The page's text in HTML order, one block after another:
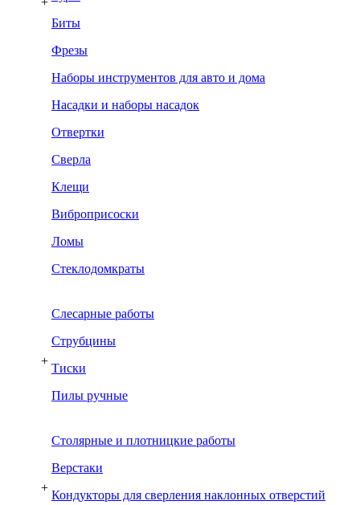
Биты
Фрезы
Наборы инструментов для авто и дома
Насадки и наборы насадок
Отвертки
Сверла
Клещи
Виброприсоски
Ломы
Стеклодомкраты
+
Слесарные работы
Струбцины
Тиски
Пилы ручные
+
Столярные и плотницкие работы
Верстаки
Кондукторы для сверления наклонных отверстий